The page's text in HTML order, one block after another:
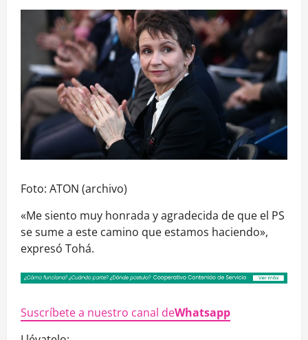
Foto: ATON (archivo)
«Me siento muy honrada y agradecida de que el PS
se sume a este camino que estamos haciendo»,
expresó Tohá.
Suscríbete a nuestro canal deWhatsapp